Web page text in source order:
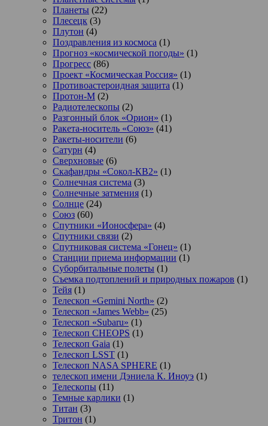
Планеты (22)
Плесецк (3)
Плутон (4)
Поздравления из космоса (1)
Прогноз «космической погоды» (1)
Прогресс (86)
Проект «Космическая Россия» (1)
Противоастероидная защита (1)
Протон-М (2)
Радиотелескопы (2)
Разгонный блок «Орион» (1)
Ракета-носитель «Союз» (41)
Ракеты-носители (6)
Сатурн (4)
Сверхновые (6)
Скафандры «Сокол-КВ2» (1)
Солнечная система (3)
Солнечные затмения (1)
Солнце (24)
Союз (60)
Спутники «Ионосфера» (4)
Спутники связи (2)
Спутниковая система «Гонец» (1)
Станции приема информации (1)
Суборбитальные полеты (1)
Съемка подтоплений и природных пожаров (1)
Тейя (1)
Телескоп «Gemini North» (2)
Телескоп «James Webb» (25)
Телескоп «Subaru» (1)
Телескоп CHEOPS (1)
Телескоп Gaia (1)
Телескоп LSST (1)
Телескоп NASA SPHERE (1)
телескоп имени Дэниела К. Иноуэ (1)
Телескопы (11)
Темные карлики (1)
Титан (3)
Тритон (1)